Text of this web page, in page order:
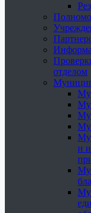
отделом
и